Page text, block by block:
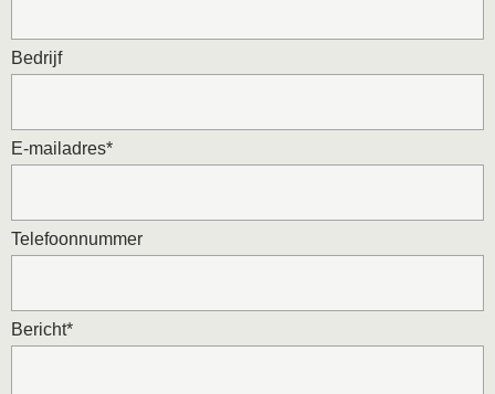
Bedrijf
E-mailadres*
Telefoonnummer
Bericht*